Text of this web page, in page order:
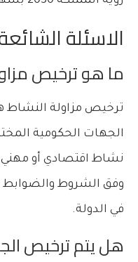
الاسئلة
ما هو ترخيص
ترخيص مزاولة
الجهات الحكومية
نشاط اقتصادي أو
وفق الشروط والضوابط
في الدولة.
هل يتم ترخيص